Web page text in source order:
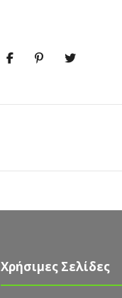
Χρήσιμες Σελίδες